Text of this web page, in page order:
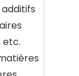
etc.